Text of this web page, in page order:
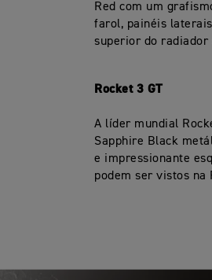
Red com um
farol, painéis
superior do radiador
Rocket 3 GT
A líder mundial
Sapphire Black
e impressionante
podem ser vistos na